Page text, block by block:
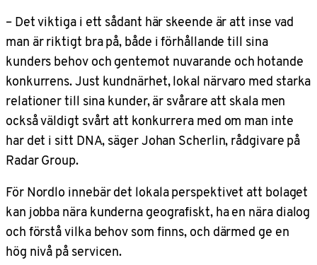
– Det viktiga i ett sådant här skeende är att inse vad
man är riktigt bra på, både i förhållande till sina
kunders behov och gentemot nuvarande och hotande
konkurrens. Just kundnärhet, lokal närvaro med starka
relationer till sina kunder, är svårare att skala men
också väldigt svårt att konkurrera med om man inte
har det i sitt DNA, säger Johan Scherlin, rådgivare på
Radar Group.
För Nordlo innebär det lokala perspektivet att bolaget
kan jobba nära kunderna geografiskt, ha en nära dialog
och förstå vilka behov som finns, och därmed ge en
hög nivå på servicen.